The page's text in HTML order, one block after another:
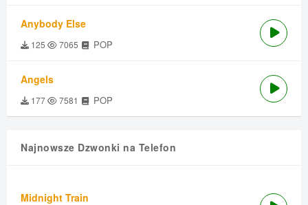
Anybody Else
125 7065 POP
Angels
177 7581 POP
Najnowsze Dzwonki na Telefon
Midnight Train